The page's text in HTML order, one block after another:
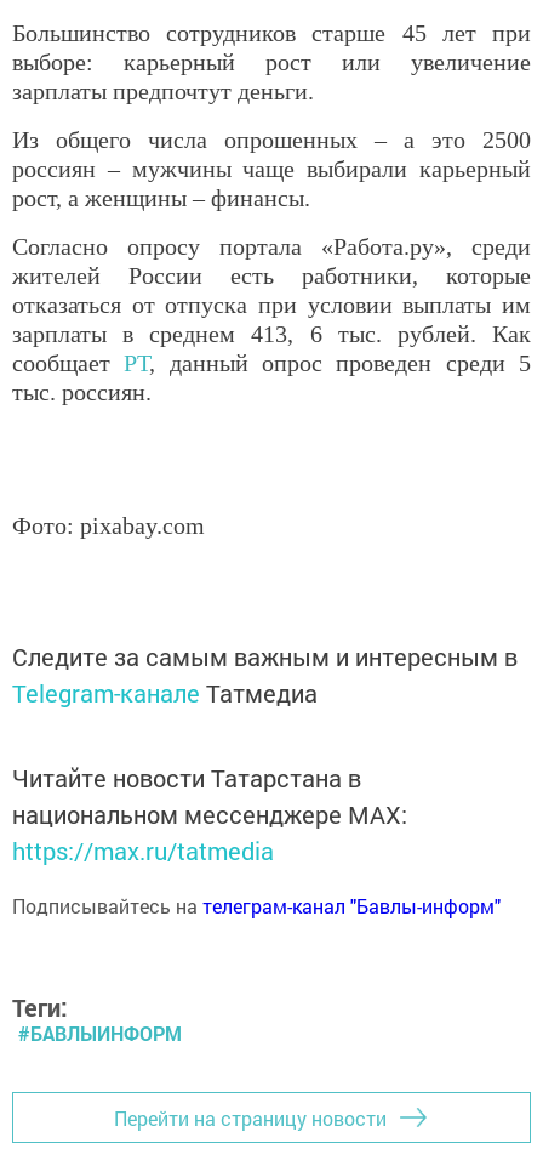
Большинство сотрудников старше 45 лет при
выборе: карьерный рост или увеличение
зарплаты предпочтут деньги.
Из общего числа опрошенных – а это 2500
россиян – мужчины чаще выбирали карьерный
рост, а женщины – финансы.
Согласно опросу портала «Работа.ру», среди
жителей России есть работники, которые
отказаться от отпуска при условии выплаты им
зарплаты в среднем 413, 6 тыс. рублей. Как
сообщаетРТ, данный опрос проведен среди 5
тыс. россиян.
Фото: pixabay.com
Следите за самым важным и интересным в
Telegram-канале Татмедиа
Читайте новости Татарстана в
национальном мессенджере MАХ:
https://max.ru/tatmedia
Подписывайтесь на телеграм-канал "Бавлы-информ"
Теги:
#БАВЛЫИНФОРМ
Перейти на страницу новости